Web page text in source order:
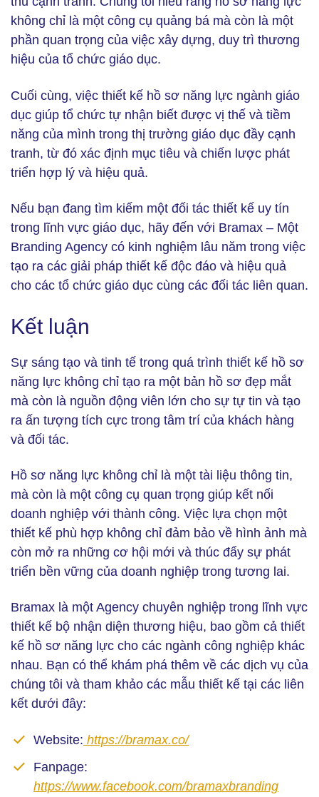
không chỉ là một công cụ quảng bá mà còn là một
phần quan trọng của việc xây dựng, duy trì thương
hiệu của tổ chức giáo dục.
Cuối cùng, việc thiết kế hồ sơ năng lực ngành giáo
dục giúp tổ chức tự nhận biết được vị thế và tiềm
năng của mình trong thị trường giáo dục đầy cạnh
tranh, từ đó xác định mục tiêu và chiến lược phát
triển hợp lý và hiệu quả.
Nếu bạn đang tìm kiếm một đối tác thiết kế uy tín
trong lĩnh vực giáo dục, hãy đến với Bramax – Một
Branding Agency có kinh nghiệm lâu năm trong việc
tạo ra các giải pháp thiết kế độc đáo và hiệu quả
cho các tổ chức giáo dục cùng các đối tác liên quan.
Kết luận
Sự sáng tạo và tinh tế trong quá trình thiết kế hồ sơ
năng lực không chỉ tạo ra một bản hồ sơ đẹp mắt
mà còn là nguồn động viên lớn cho sự tự tin và tạo
ra ấn tượng tích cực trong tâm trí của khách hàng
và đối tác.
Hồ sơ năng lực không chỉ là một tài liệu thông tin,
mà còn là một công cụ quan trọng giúp kết nối
doanh nghiệp với thành công. Việc lựa chọn một
thiết kế phù hợp không chỉ đảm bảo về hình ảnh mà
còn mở ra những cơ hội mới và thúc đẩy sự phát
triển bền vững của doanh nghiệp trong tương lai.
Bramax là một Agency chuyên nghiệp trong lĩnh vực
thiết kế bộ nhận diện thương hiệu, bao gồm cả thiết
kế hồ sơ năng lực cho các ngành công nghiệp khác
nhau. Bạn có thể khám phá thêm về các dịch vụ của
chúng tôi và tham khảo các mẫu thiết kế tại các liên
kết dưới đây:
Website: https://bramax.co/
Fanpage:
https://www.facebook.com/bramaxbranding